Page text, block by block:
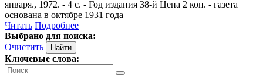
января., 1972. - 4 с. - Год издания 38-й Цена 2 коп. - газета
основана в октябре 1931 года
Читать Подробнее
Выбрано для поиска:
Очистить
Ключевые слова: